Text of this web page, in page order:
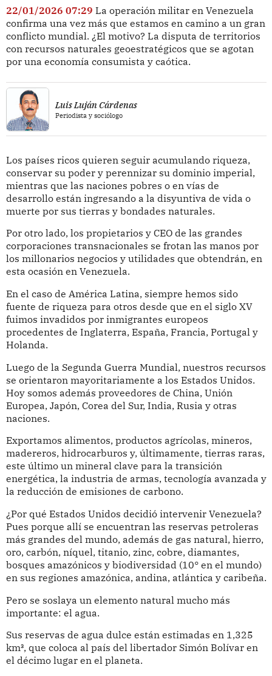
22/01/2026 07:29 La operación militar en Venezuela
confirma una vez más que estamos en camino a un gran
conflicto mundial. ¿El motivo? La disputa de territorios
con recursos naturales geoestratégicos que se agotan
por una economía consumista y caótica.
Luis Luján Cárdenas
Periodista y sociólogo
Los países ricos quieren seguir acumulando riqueza,
conservar su poder y perennizar su dominio imperial,
mientras que las naciones pobres o en vías de
desarrollo están ingresando a la disyuntiva de vida o
muerte por sus tierras y bondades naturales.
Por otro lado, los propietarios y CEO de las grandes
corporaciones transnacionales se frotan las manos por
los millonarios negocios y utilidades que obtendrán, en
esta ocasión en Venezuela.
En el caso de América Latina, siempre hemos sido
fuente de riqueza para otros desde que en el siglo XV
fuimos invadidos por inmigrantes europeos
procedentes de Inglaterra, España, Francia, Portugal y
Holanda.
Luego de la Segunda Guerra Mundial, nuestros recursos
se orientaron mayoritariamente a los Estados Unidos.
Hoy somos además proveedores de China, Unión
Europea, Japón, Corea del Sur, India, Rusia y otras
naciones.
Exportamos alimentos, productos agrícolas, mineros,
madereros, hidrocarburos y, últimamente, tierras raras,
este último un mineral clave para la transición
energética, la industria de armas, tecnología avanzada y
la reducción de emisiones de carbono.
¿Por qué Estados Unidos decidió intervenir Venezuela?
Pues porque allí se encuentran las reservas petroleras
más grandes del mundo, además de gas natural, hierro,
oro, carbón, níquel, titanio, zinc, cobre, diamantes,
bosques amazónicos y biodiversidad (10° en el mundo)
en sus regiones amazónica, andina, atlántica y caribeña.
Pero se soslaya un elemento natural mucho más
importante: el agua.
Sus reservas de agua dulce están estimadas en 1,325
km³, que coloca al país del libertador Simón Bolívar en
el décimo lugar en el planeta.